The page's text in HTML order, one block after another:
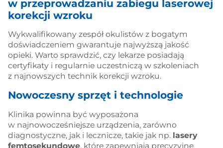
w przeprowadzaniu zabiegu laserowej
korekcji wzroku
Wykwalifikowany zespół okulistów z bogatym
doświadczeniem gwarantuje najwyższą jakość
opieki. Warto sprawdzić, czy lekarze posiadają
certyfikaty i regularnie uczestniczą w szkoleniach
z najnowszych technik korekcji wzroku.
Nowoczesny sprzęt i technologie
Klinika powinna być wyposażona
w najnowocześniejsze urządzenia, zarówno
diagnostyczne, jak i lecznicze, takie jak np. lasery
femtosekundowe, które zapewniają precyzyjne